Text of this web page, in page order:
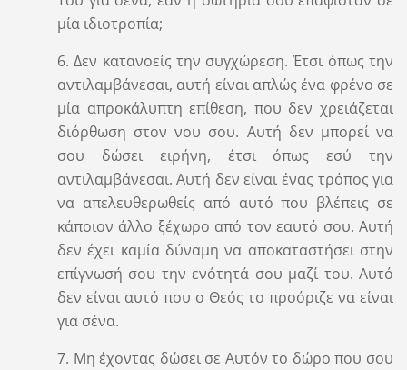
μία ιδιοτροπία;
6. Δεν κατανοείς την συγχώρεση. Έτσι όπως την
αντιλαμβάνεσαι, αυτή είναι απλώς ένα φρένο σε
μία απροκάλυπτη επίθεση, που δεν χρειάζεται
διόρθωση στον νου σου. Αυτή δεν μπορεί να
σου δώσει ειρήνη, έτσι όπως εσύ την
αντιλαμβάνεσαι. Αυτή δεν είναι ένας τρόπος για
να απελευθερωθείς από αυτό που βλέπεις σε
κάποιον άλλο ξέχωρο από τον εαυτό σου. Αυτή
δεν έχει καμία δύναμη να αποκαταστήσει στην
επίγνωσή σου την ενότητά σου μαζί του. Αυτό
δεν είναι αυτό που ο Θεός το προόριζε να είναι
για σένα.
7. Μη έχοντας δώσει σε Αυτόν το δώρο που σου